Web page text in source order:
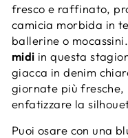
fresco e raffinato,
camicia morbida in
ballerine o
midi in questa
giacca in denim
giornate più
enfatizzare la
Puoi osare con una